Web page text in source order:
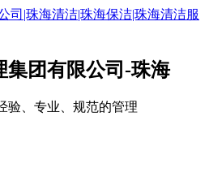
集团有限公司-珠海
验、专业、规范的管理